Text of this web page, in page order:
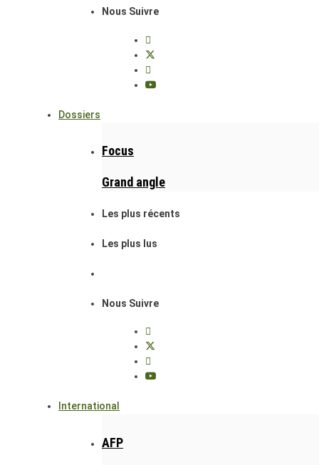
Nous Suivre
Dossiers
Focus
Grand angle
Les plus récents
Les plus lus
Nous Suivre
International
AFP